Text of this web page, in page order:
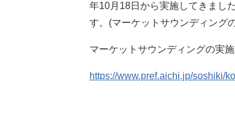
年10月18日から実施してきまし
す。(マーケットサウンディング
マーケットサウンディングの実
https://www.pref.aichi.jp/soshiki/